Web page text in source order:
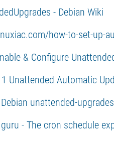
- Debian Wiki
how-to-set-up-
& Configure
Unattended Automatic
unattended-
- The cron schedule